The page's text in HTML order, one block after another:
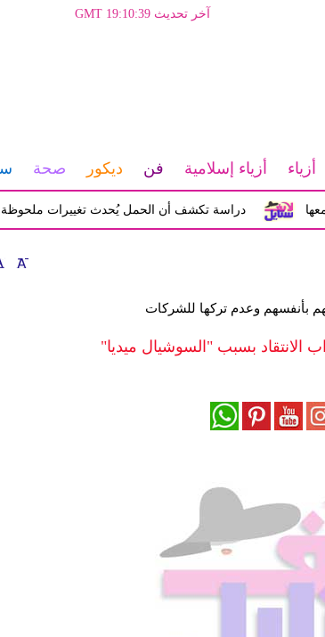
آخر تحديث GMT 19:10:39
أزياء أزياء إسلامية فن ديكور صحة
دراسة تكشف أن الحمل يُحدث تغييرات ملحوظة في دماغ
بأنفسهم وعدم تركها للشركات
الانتقاد بسبب "السوشيال ميديا"